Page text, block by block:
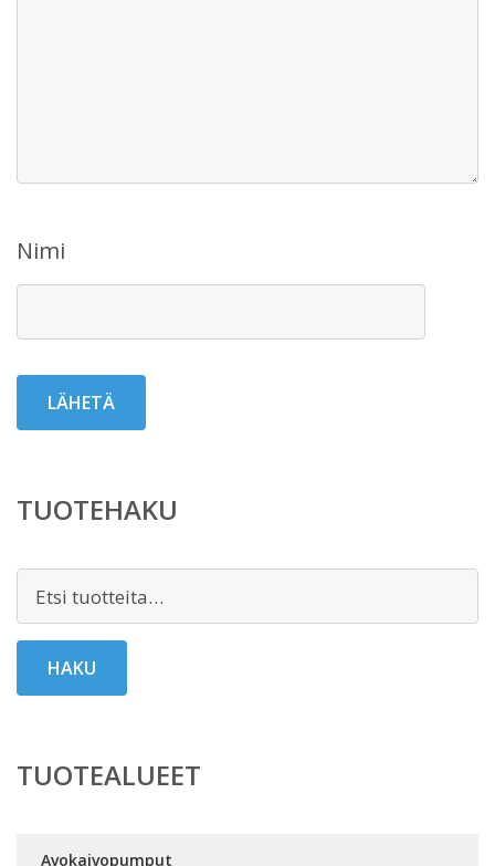
Nimi
TUOTEHAKU
HAKU
TUOTEALUEET
Avokaivopumput